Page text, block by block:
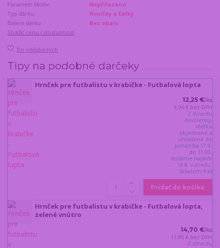
Parametr Motiv:
Nepřiřazeno
Typ dárku:
Hrníčky a šálky
Balení dárku:
Bez obalu
Strážiť cenu / dostupnosť
Do obľúbených
Tipy na podobné darčeky
Hrnček pre futbalistu v krabičke - Futbalová lopta
12,25 €/ks
9,96 € bez DPH
Z dôvodu
dovolenky,
všetko
objednané a
uhradené do
pondelka 17.8.
do 11:00,
dodáme najskôr
19.8. v stredu.
Skladom 4 ks
Pridať do košíka
Hrnček pre futbalistu v krabičke - Futbalová lopta,
zelené vnútro
14,70 €/ks
11,95 € bez DPH
Z dôvodu